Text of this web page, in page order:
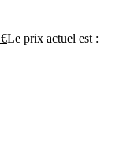
€Le prix actuel est :